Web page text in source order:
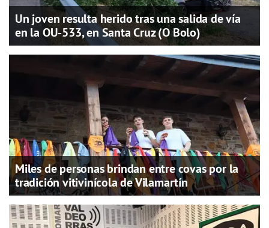
Un joven resulta herido tras una salida de vía
en la OU-533, en Santa Cruz (O Bolo)
Miles de personas brindan entre covas por la
tradición vitivinícola de Vilamartín